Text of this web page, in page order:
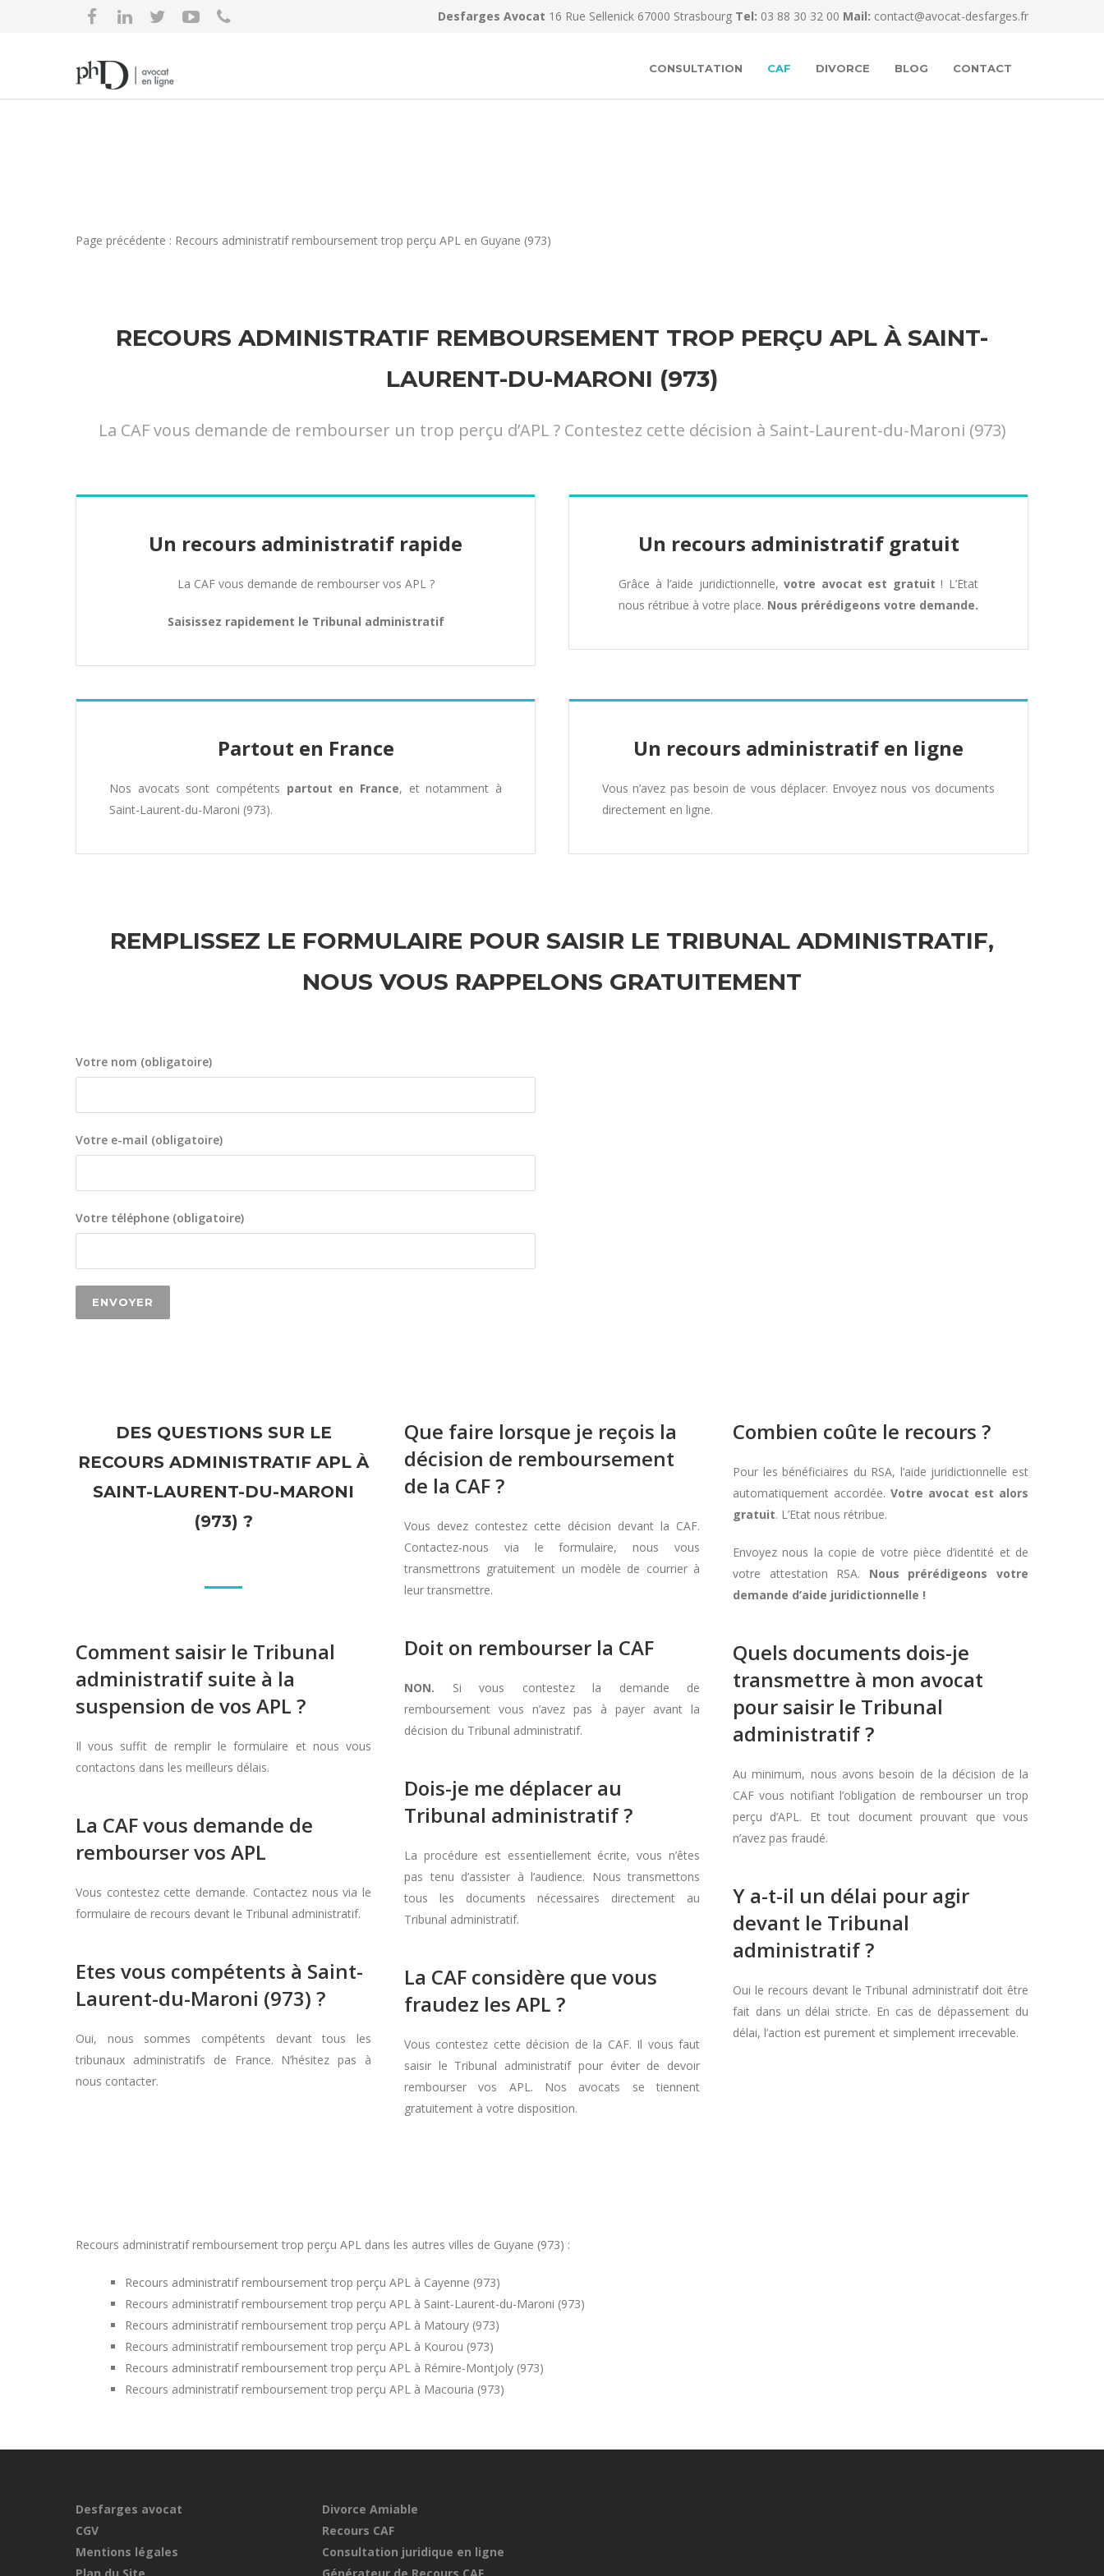
Desfarges Avocat 16 Rue Sellenick 67000 Strasbourg Tel: 03 88 30 32 00 Mail: contact@avocat-desfarges.fr
CONSULTATION CAF DIVORCE BLOG CONTACT
Page précédente : Recours administratif remboursement trop perçu APL en Guyane (973)
RECOURS ADMINISTRATIF REMBOURSEMENT TROP PERÇU APL À SAINT-
LAURENT-DU-MARONI (973)
La CAF vous demande de rembourser un trop perçu d’APL ? Contestez cette décision à Saint-Laurent-du-Maroni (973)
Un recours administratif rapide
La CAF vous demande de rembourser vos APL ?
Saisissez rapidement le Tribunal administratif
Un recours administratif gratuit
Grâce à l’aide juridictionnelle,votre avocat est gratuit ! L’Etat
nous rétribue à votre place. Nous prérédigeons votre demande.
Partout en France
Nos avocats sont compétents partout en France, et notamment à
Saint-Laurent-du-Maroni (973).
Un recours administratif en ligne
Vous n’avez pas besoin de vous déplacer. Envoyez nous vos documents
directement en ligne.
REMPLISSEZ LE FORMULAIRE POUR SAISIR LE TRIBUNAL ADMINISTRATIF,
NOUS VOUS RAPPELONS GRATUITEMENT
Votre nom (obligatoire)
Votre e-mail (obligatoire)
Votre téléphone (obligatoire)
DES QUESTIONS SUR LE
RECOURS ADMINISTRATIF APL À
SAINT-LAURENT-DU-MARONI
(973) ?
Comment saisir le Tribunal
administratif suite à la
suspension de vos APL ?
Il vous suffit de remplir le formulaire et nous vous
contactons dans les meilleurs délais.
La CAF vous demande de
rembourser vos APL
Vous contestez cette demande. Contactez nous via le
formulaire de recours devant le Tribunal administratif.
Etes vous compétents à Saint-
Laurent-du-Maroni (973) ?
Oui, nous sommes compétents devant tous les
tribunaux administratifs de France. N’hésitez pas à
nous contacter.
Que faire lorsque je reçois la
décision de remboursement
de la CAF ?
Vous devez contestez cette décision devant la CAF.
Contactez-nous via le formulaire, nous vous
transmettrons gratuitement un modèle de courrier à
leur transmettre.
Doit on rembourser la CAF
NON. Si vous contestez la demande de
remboursement vous n’avez pas à payer avant la
décision du Tribunal administratif.
Dois-je me déplacer au
Tribunal administratif ?
La procédure est essentiellement écrite, vous n’êtes
pas tenu d’assister à l’audience. Nous transmettons
tous les documents nécessaires directement au
Tribunal administratif.
La CAF considère que vous
fraudez les APL ?
Vous contestez cette décision de la CAF. Il vous faut
saisir le Tribunal administratif pour éviter de devoir
rembourser vos APL. Nos avocats se tiennent
gratuitement à votre disposition.
Combien coûte le recours ?
Pour les bénéficiaires du RSA, l’aide juridictionnelle est
automatiquement accordée. Votre avocat est alors
gratuit. L’Etat nous rétribue.
Envoyez nous la copie de votre pièce d’identité et de
votre attestation RSA. Nous prérédigeons votre
demande d’aide juridictionnelle !
Quels documents dois-je
transmettre à mon avocat
pour saisir le Tribunal
administratif ?
Au minimum, nous avons besoin de la décision de la
CAF vous notifiant l’obligation de rembourser un trop
perçu d’APL. Et tout document prouvant que vous
n’avez pas fraudé.
Y a-t-il un délai pour agir
devant le Tribunal
administratif ?
Oui le recours devant le Tribunal administratif doit être
fait dans un délai stricte. En cas de dépassement du
délai, l’action est purement et simplement irrecevable.
Recours administratif remboursement trop perçu APL dans les autres villes de Guyane (973) :
Recours administratif remboursement trop perçu APL à Cayenne (973)
Recours administratif remboursement trop perçu APL à Saint-Laurent-du-Maroni (973)
Recours administratif remboursement trop perçu APL à Matoury (973)
Recours administratif remboursement trop perçu APL à Kourou (973)
Recours administratif remboursement trop perçu APL à Rémire-Montjoly (973)
Recours administratif remboursement trop perçu APL à Macouria (973)
Desfarges avocat
CGV
Mentions légales
Divorce Amiable
Recours CAF
Consultation juridique en ligne